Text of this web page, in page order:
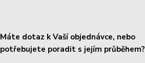
Máte dotaz k Vaší objednávce, nebo
potřebujete poradit s jejím průběhem?